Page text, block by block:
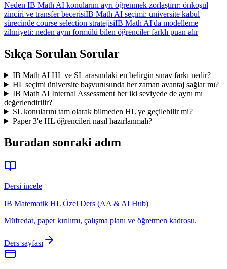
Neden IB Math AI konularını ayrı öğrenmek zorlaştırır: önkoşul
zinciri ve transfer becerisiIB Math AI seçimi: üniversite kabul
sürecinde course selection stratejisiIB Math AI'da modelleme
zihniyeti: neden aynı formülü bilen öğrenciler farklı puan alır
Sıkça Sorulan Sorular
IB Math AI HL ve SL arasındaki en belirgin sınav farkı nedir?
HL seçimi üniversite başvurusunda her zaman avantaj sağlar mı?
IB Math AI Internal Assessment her iki seviyede de aynı mı
değerlendirilir?
SL konularını tam olarak bilmeden HL'ye geçilebilir mi?
Paper 3'e HL öğrencileri nasıl hazırlanmalı?
Buradan sonraki adım
Dersi incele
IB Matematik HL Özel Ders (AA & AI Hub)
Müfredat, paper kırılımı, çalışma planı ve öğretmen kadrosu.
Ders sayfası